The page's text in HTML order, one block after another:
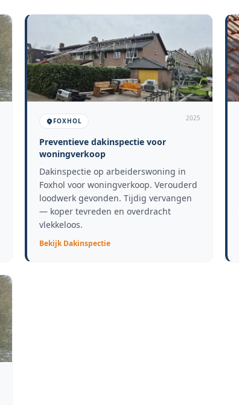
FOXHOL 2025
Preventieve dakinspectie voor
woningverkoop
Dakinspectie op arbeiderswoning in
Foxhol voor woningverkoop. Verouderd
loodwerk gevonden. Tijdig vervangen
— koper tevreden en overdracht
vlekkeloos.
BekijkDakinspectie